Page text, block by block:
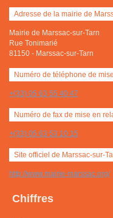
Adresse de la mairie de
Mairie de Marssac-sur-Tarn
Rue Tonimarié
81150 - Marssac-sur-Tarn
Numéro de téléphone de
+(33) 05 63 55 40 47
Numéro de fax de mise en
+(33) 05 63 53 10 15
Site officiel de Marssac-sur-
http://www.mairie-marssac.org/
Chiffres